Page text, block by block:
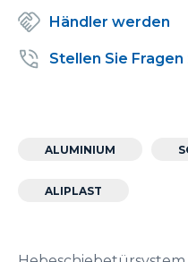
Händler werden
Stellen Sie
ALUMINIUM
ALIPLAST